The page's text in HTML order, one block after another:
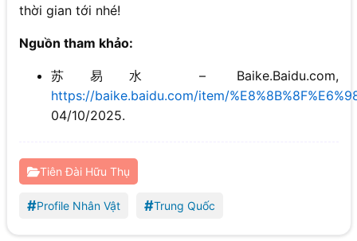
thời gian tới nhé!
Nguồn tham khảo:
苏易水 – Baike.Baidu.com,
https://baike.baidu.com/item/
04/10/2025.
Tiên Đài Hữu Thụ
#Profile Nhân Vật #Trung Quốc